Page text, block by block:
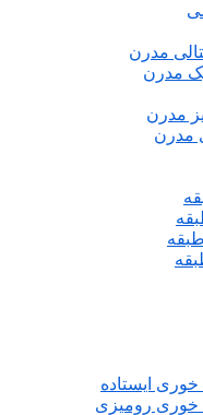
مدرن
مدرن
مدرن
مدرن
ایستاده
خوری رومیزی